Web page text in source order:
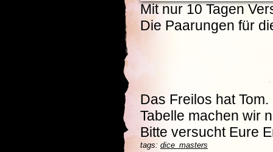
Mit nur 10 Tagen
Die Paarungen für
Das Freilos hat Tom.
Tabelle machen wir
Bitte versucht Eure
tags: dice_masters